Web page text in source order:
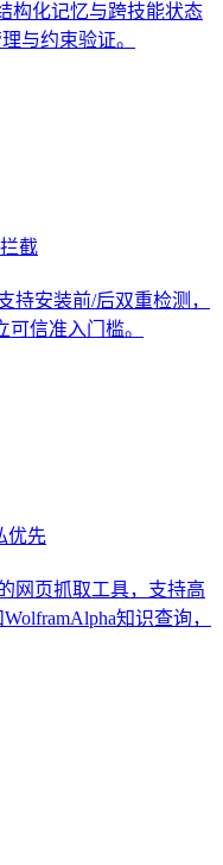
构化记忆与跨技能状态
与约束验证。
截
持安装前/后双重检测，
信准入门槛。
优先
网页抓取工具，支持高
知识查询，